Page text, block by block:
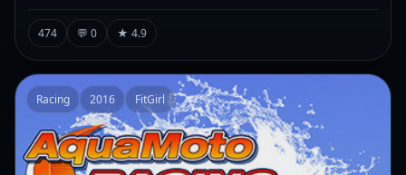
474 💬 0 ★ 4.9
Racing 2016 FitGirl